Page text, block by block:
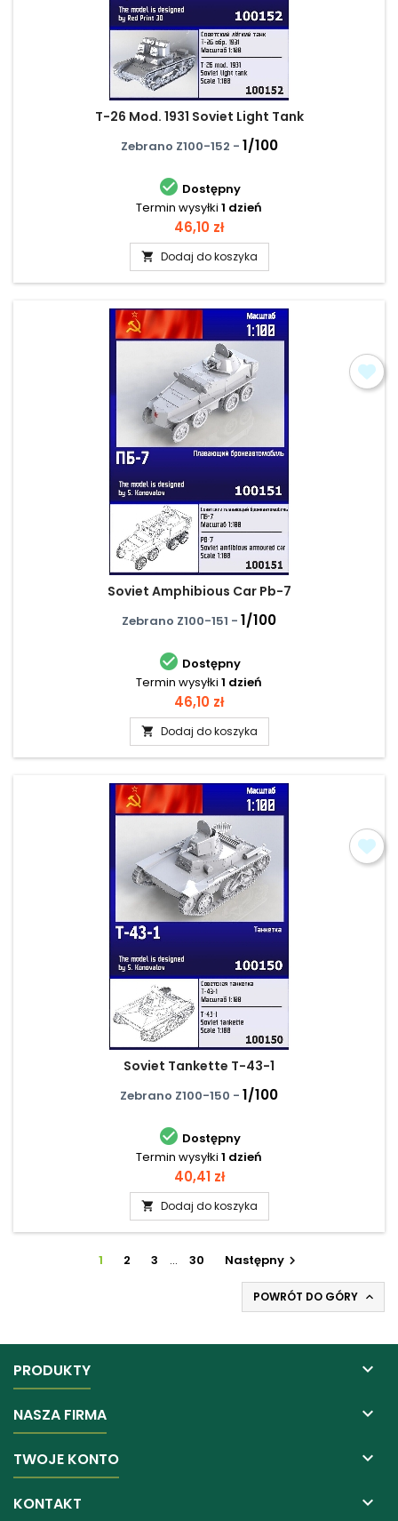
T-26 Mod. 1931 Soviet Light Tank
Zebrano Z100-152 - 1/100
 Dostępny
Termin wysyłki 1 dzień
Cena
46,10 zł
 Dodaj do koszyka
Soviet Amphibious Car Pb-7
Zebrano Z100-151 - 1/100
 Dostępny
Termin wysyłki 1 dzień
Cena
46,10 zł
 Dodaj do koszyka
Soviet Tankette T-43-1
Zebrano Z100-150 - 1/100
 Dostępny
Termin wysyłki 1 dzień
Cena
40,41 zł
 Dodaj do koszyka
1 2 3 … 30 Następny
POWRÓT DO GÓRY 
PRODUKTY 
NASZA FIRMA 
TWOJE KONTO 
KONTAKT 